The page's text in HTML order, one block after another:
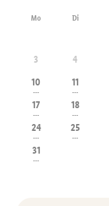
Mo Di
3
4
10
---
11
---
17
---
18
---
24
---
25
---
31
---